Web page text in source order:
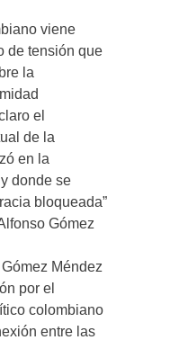
viene
de tensión que
la
el
de la
en la
donde se
bloqueada”
Gómez
Méndez
por el
colombiano
entre las